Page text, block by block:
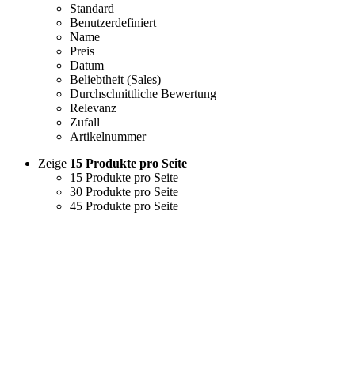
Standard
Benutzerdefiniert
Name
Preis
Datum
Beliebtheit (Sales)
Durchschnittliche Bewertung
Relevanz
Zufall
Artikelnummer
Zeige 15 Produkte pro Seite
15 Produkte pro Seite
30 Produkte pro Seite
45 Produkte pro Seite